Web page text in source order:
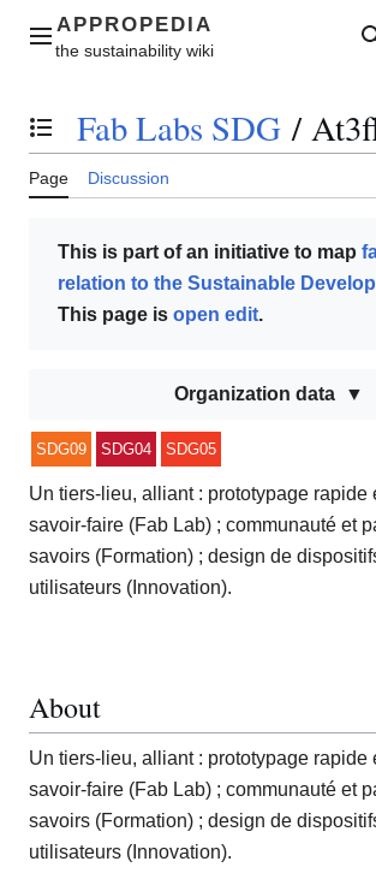
contentMain menu
Toggle the table of contents
Fab Labs SDG /
Page Discussion
This is part of an initiative to map
relation to the Sustainable
This page is open edit.
Organization data
SDG09 SDG04 SDG05
Un tiers-lieu, alliant : prototypage rapide
savoir-faire (Fab Lab) ; communauté et
savoirs (Formation) ; design de
utilisateurs (Innovation).
About
Un tiers-lieu, alliant : prototypage rapide
savoir-faire (Fab Lab) ; communauté et
savoirs (Formation) ; design de
utilisateurs (Innovation).